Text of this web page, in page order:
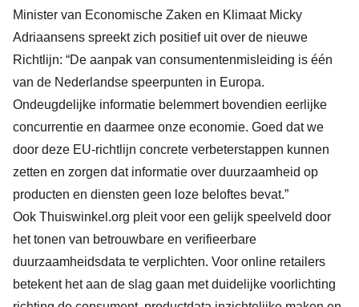
Minister van Economische Zaken en Klimaat Micky
Adriaansens spreekt zich positief uit over de nieuwe
Richtlijn: “De aanpak van consumentenmisleiding is één
van de Nederlandse speerpunten in Europa.
Ondeugdelijke informatie belemmert bovendien eerlijke
concurrentie en daarmee onze economie. Goed dat we
door deze EU-richtlijn concrete verbeterstappen kunnen
zetten en zorgen dat informatie over duurzaamheid op
producten en diensten geen loze beloftes bevat.”
Ook Thuiswinkel.org pleit voor een gelijk speelveld door
het tonen van betrouwbare en verifieerbare
duurzaamheidsdata te verplichten. Voor online retailers
betekent het aan de slag gaan met duidelijke voorlichting